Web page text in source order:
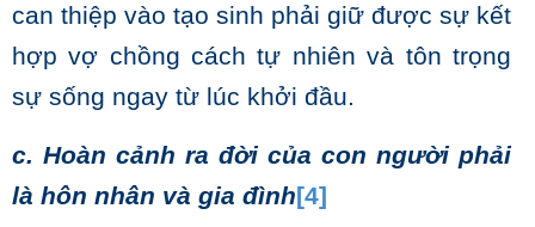
can thiệp vào tạo sinh phải giữ được sự kết
hợp vợ chồng cách tự nhiên và tôn trọng
sự sống ngay từ lúc khởi đầu.
c. Hoàn cảnh ra đời của con người phải
là hôn nhân và gia đình[4]